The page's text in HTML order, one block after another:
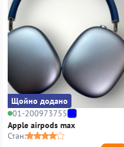
Щойно додано
01-200973755
Apple airpods max
Стан: